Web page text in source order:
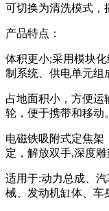
可切换为清洗模式，
产品特点：
体积更小;采用模块
制系统、供电单元组
占地面积小，方便运
轮，便于携带和移动。
电磁铁吸附式定焦架
定，解放双手,深度雕
适用于:动力总成、
械、发动机缸体、车